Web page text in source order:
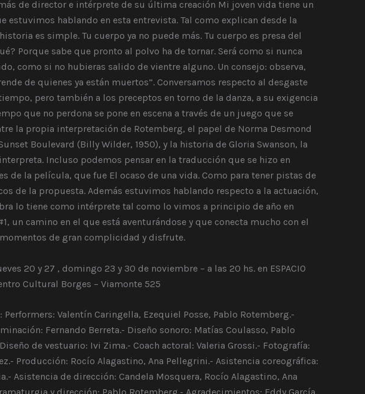
de director e intérprete de su última creación Mi joven vida tiene un
estuvimos hablando en esta entrevista. Tal como explican desde la
es simple. Tu cuerpo ya no puede más. Tu cuerpo es presa del
Porque sabe que pronto al polvo ha de tornar. Será como si nunca
como si no hubieras salido de vientre alguno. Un consejo: observa,
de quienes ya están muertos”. Conversamos respecto al desgaste
pero también a los preceptos en torno de la danza, a su exigencia
que no perdona se pone en escena a través de un juego que se
la propia interpretación de Rotemberg, el papel de Norma Desmond
Boulevard (Billy Wilder, 1950), y la historia de Gloria Swanson, la
Incluso podemos pensar en la traducción que se hizo en
de la película, que fue El ocaso de una vida. Como para tener pistas de
de la propuesta. Además estuvimos hablando respecto a la actuación,
lo tiene como intérprete tal como lo vimos a principio de año en
un camino en el que está aventurándose y que conecta mucho con el
de gran complicidad y disfrute.
20 y 27 , domingo 23 y 30 de noviembre – a las 20 hs. en ESPACIO
Cultural Borges – Viamonte 525
Performers: Valentín Caringella, Ezequiel Posse, Pablo Rotemberg.-
Fernando Berreta.- Diseño sonoro: Matías Coulasso, Pablo
de vestuario: Ivi Zima.- Coach actoral: Valeria Grossi.- Fotografía:
Producción: Rocío Alagastino, Ana Pellegrini.- Asistencia coreográfica:
Asistencia de dirección: Candela Mosquera, Rocío Alagastino, Ana